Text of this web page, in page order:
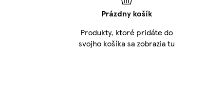
Prázdny košík
Produkty, ktoré pridáte do
svojho košíka sa zobrazia tu